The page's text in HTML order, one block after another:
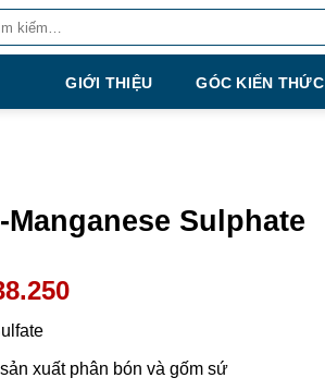
GIỚI THIỆU GÓC KIẾN THỨC
Sulphate
xuất phân bón và gốm sứ